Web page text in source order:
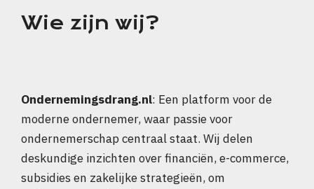
Wie zijn wij?
Ondernemingsdrang.nl: Een platform voor de
moderne ondernemer, waar passie voor
ondernemerschap centraal staat. Wij delen
deskundige inzichten over financiën, e-commerce,
subsidies en zakelijke strategieën, om